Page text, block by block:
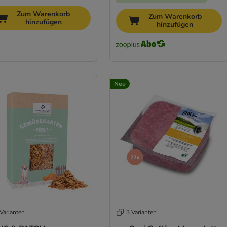
Zum Warenkorb
hinzufügen
Zum Warenkorb
hinzufügen
Neu
3 Varianten